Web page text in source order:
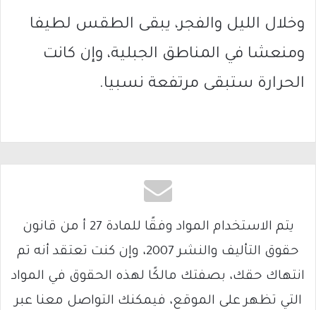
وخلال الليل والفجر، يبقى الطقس لطيفا
ومنعشا في المناطق الجبلية، وإن كانت
الحرارة ستبقى مرتفعة نسبيا.
يتم الاستخدام المواد وفقًا للمادة 27 أ من قانون
حقوق التأليف والنشر 2007، وإن كنت تعتقد أنه تم
انتهاك حقك، بصفتك مالكًا لهذه الحقوق في المواد
التي تظهر على الموقع، فيمكنك التواصل معنا عبر